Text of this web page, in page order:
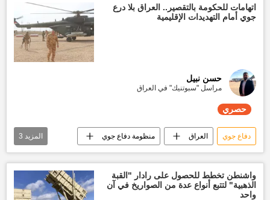
اتهامات للحكومة بالتقصير.. العراق بلا درع
جوي أمام التهديدات الإقليمية
حسن نبيل
مراسل "سبوتنيك" في العراق
حصري
دفاع جوي العراق منظومة دفاع جوي
روسيا تقارير سبوتنيك حصري
المزيد 3
واشنطن تخطط للحصول على رادار "القبة
الذهبية" لتتبع أنواع عدة من الصواريخ في آن
واحد